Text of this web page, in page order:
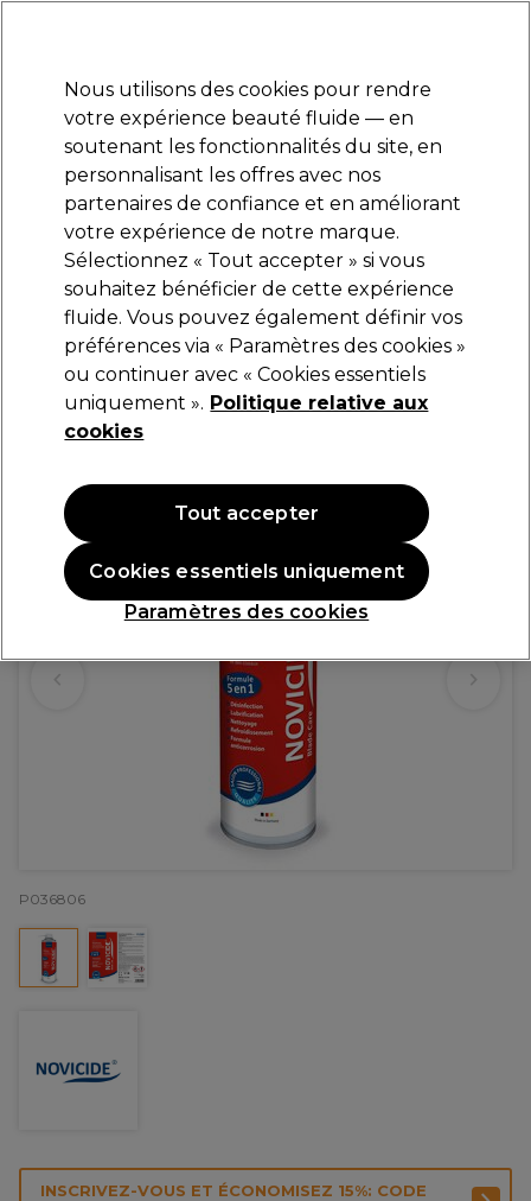
Se connecter
Marques Bons plans Coiffure Electro et Matériel
Livraison et délais
lire la suite
Novicide Blade Care Aerosolspray
)
14,89 €
2.98 € pour 100ml
P036806
INSCRIVEZ-VOUS ET ÉCONOMISEZ 15%: CODE
Nous utilisons des cookies pour rendre
votre expérience beauté fluide — en
soutenant les fonctionnalités du site, en
personnalisant les offres avec nos
partenaires de confiance et en améliorant
votre expérience de notre marque.
Sélectionnez « Tout accepter » si vous
souhaitez bénéficier de cette expérience
fluide. Vous pouvez également définir vos
préférences via « Paramètres des cookies »
ou continuer avec « Cookies essentiels
uniquement ». Politique relative aux
cookies
Paramètres des cookies
Cookies essentiels uniquement
Tout accepter